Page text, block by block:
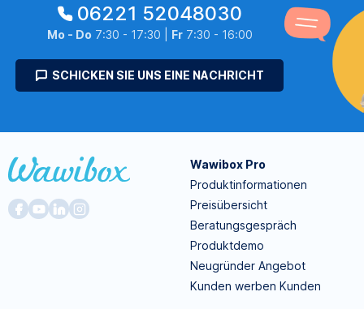
06221 52048030
Mo - Do 7:30 - 17:30 | Fr7:30 - 16:00
SCHICKEN SIE UNS EINE NACHRICHT
Wawibox Pro
Produktinformationen
Preisübersicht
Beratungsgespräch
Produktdemo
Neugründer Angebot
Kunden werben Kunden